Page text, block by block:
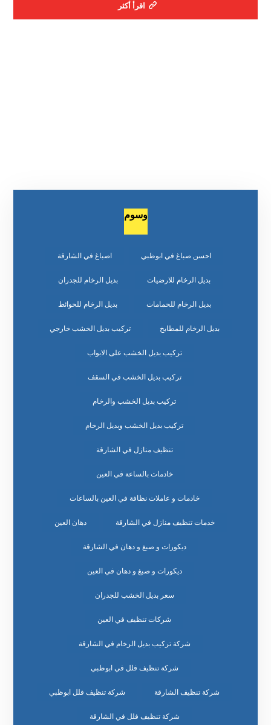
اقرأ أكثر
وسوم
احسن صباغ في ابوظبي اصباغ في الشارقة
بديل الرخام للارضيات بديل الرخام للجدران
بديل الرخام للحمامات بديل الرخام للحوائط
بديل الرخام للمطابخ تركيب بديل الخشب خارجي
تركيب بديل الخشب على الابواب
تركيب بديل الخشب في السقف
تركيب بديل الخشب والرخام
تركيب بديل الخشب وبديل الرخام
تنظيف منازل في الشارقة
خادمات بالساعة في العين
خادمات و عاملات نظافة في العين بالساعات
خدمات تنظيف منازل في الشارقة دهان العين
ديكورات و صبغ و دهان في الشارقة
ديكورات و صبغ و دهان في العين
سعر بديل الخشب للجدران
شركات تنظيف في العين
شركة تركيب بديل الرخام في الشارقة
شركة تنظيف فلل في ابوظبي
شركة تنظيف الشارقة شركة تنظيف فلل ابوظبي
شركة تنظيف فلل في الشارقة